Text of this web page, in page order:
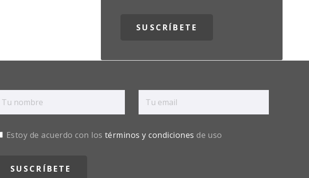
Estoy de acuerdo con los términos y condiciones de uso